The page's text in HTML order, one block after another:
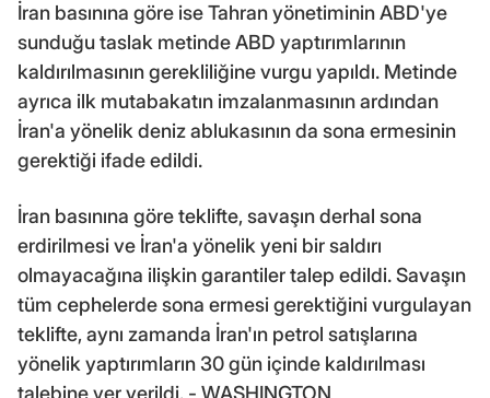
İran basınına göre ise Tahran yönetiminin ABD'ye
sunduğu taslak metinde ABD yaptırımlarının
kaldırılmasının gerekliliğine vurgu yapıldı. Metinde
ayrıca ilk mutabakatın imzalanmasının ardından
İran'a yönelik deniz ablukasının da sona ermesinin
gerektiği ifade edildi.
İran basınına göre teklifte, savaşın derhal sona
erdirilmesi ve İran'a yönelik yeni bir saldırı
olmayacağına ilişkin garantiler talep edildi. Savaşın
tüm cephelerde sona ermesi gerektiğini vurgulayan
teklifte, aynı zamanda İran'ın petrol satışlarına
yönelik yaptırımların 30 gün içinde kaldırılması